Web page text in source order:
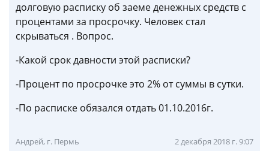
долговую расписку об заеме денежных средств с
процентами за просрочку. Человек стал
скрываться . Вопрос.
-Какой срок давности этой расписки?
-Процент по просрочке это 2% от суммы в сутки.
-По расписке обязался отдать 01.10.2016г.
Андрей, г. Пермь 2 декабря 2018 г. 9:07